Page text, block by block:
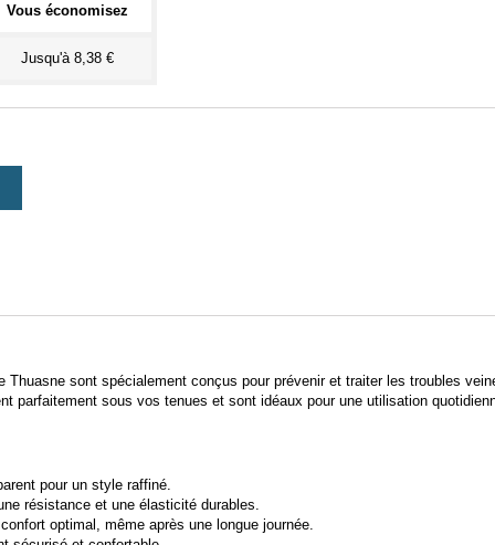
Vous économisez
Jusqu'à 8,38 €
Thuasne sont spécialement conçus pour prévenir et traiter les troubles
parfaitement sous vos tenues et sont idéaux pour une utilisation
pour un style raffiné.
résistance et une élasticité durables.
optimal, même après une longue journée.